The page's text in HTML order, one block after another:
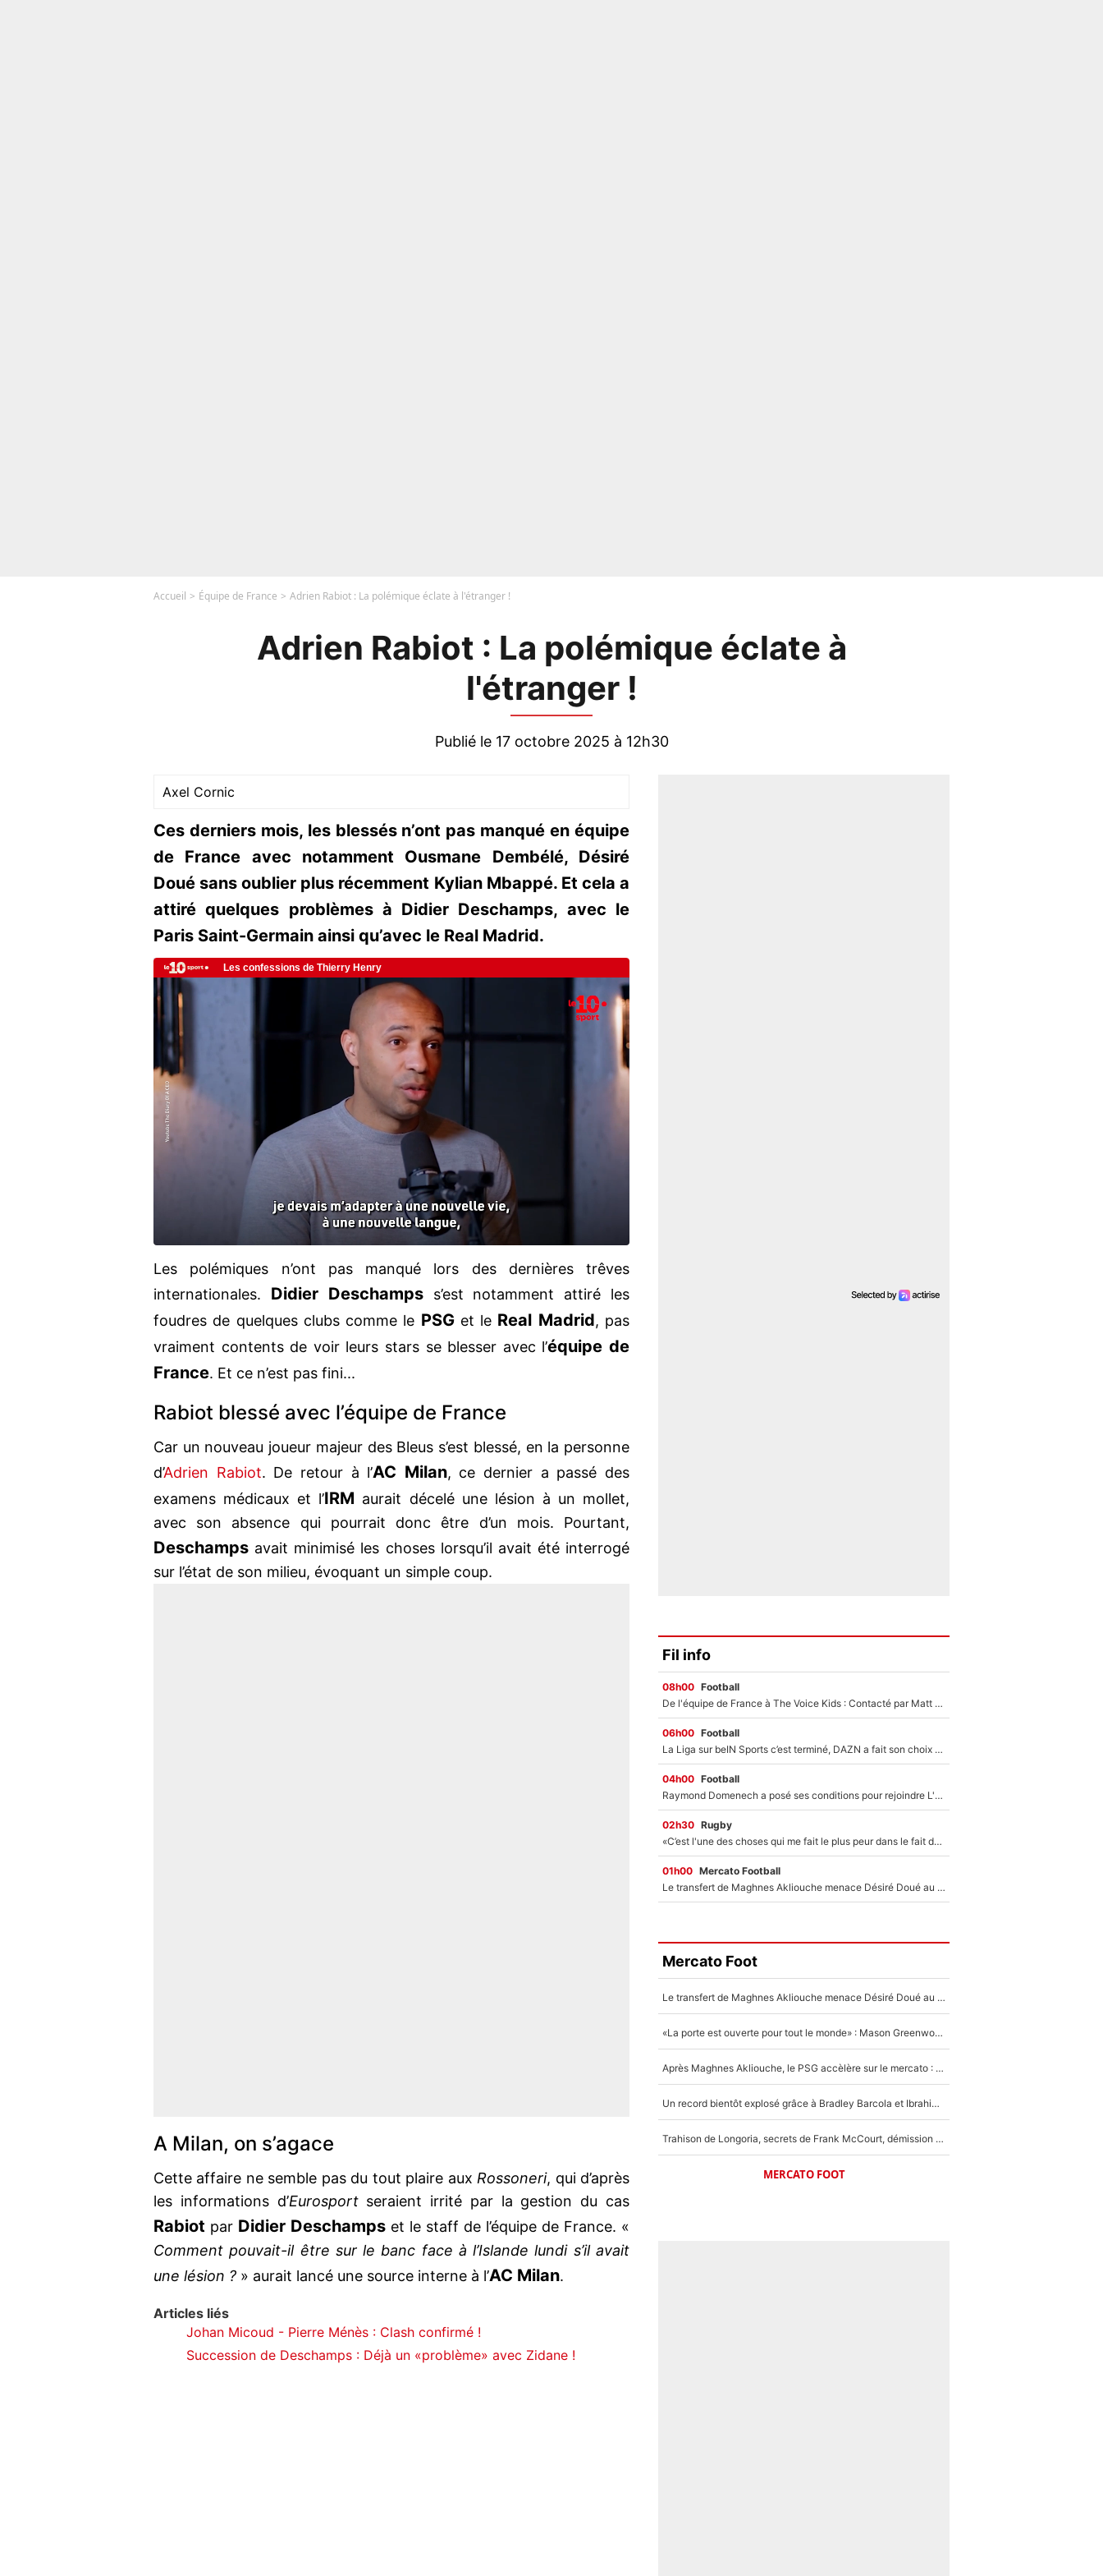
Accueil Équipe de France Adrien Rabiot : La polémique éclate à l'étranger !
Adrien Rabiot : La polémique éclate à
l'étranger !
Publié le 17 octobre 2025 à 12h30
Axel Cornic
Ces derniers mois, les blessés n’ont pas manqué en équipe
de France avec notamment Ousmane Dembélé, Désiré
Doué sans oublier plus récemment Kylian Mbappé. Et cela a
attiré quelques problèmes à Didier Deschamps, avec le
Paris Saint-Germain ainsi qu’avec le Real Madrid.
Les polémiques n’ont pas manqué lors des dernières trêves
internationales. Didier Deschampss’est notamment attiré les
foudres de quelques clubs comme le PSG et le Real Madrid, pas
vraiment contents de voir leurs stars se blesser avec l’équipe de
France. Et ce n’est pas fini...
Rabiot blessé avec l’équipe de France
Car un nouveau joueur majeur des Bleus s’est blessé, en la personne
d’Adrien Rabiot. De retour à l’AC Milan, ce dernier a passé des
examens médicaux et l’IRM aurait décelé une lésion à un mollet,
avec son absence qui pourrait donc être d’un mois. Pourtant,
Deschamps avait minimisé les choses lorsqu’il avait été interrogé
sur l’état de son milieu, évoquant un simple coup.
A Milan, on s’agace
Cette affaire ne semble pas du tout plaire auxRossoneri, qui d’après
les informations d’Eurosportseraient irrité par la gestion du cas
Rabiot par Didier Deschamps et le staff de l’équipe de France. «
Comment pouvait-il être sur le banc face à l’Islande lundi s’il avait
une lésion ? » aurait lancé une source interne à l’AC Milan.
Articles liés
Johan Micoud - Pierre Ménès : Clash confirmé !
Succession de Deschamps : Déjà un «problème» avec Zidane !
Fil info
08h00 Football
De l'équipe de France à The Voice Kids : Contacté par Matt Pokora, Kylian Mbappé a accepté de jouer un rôle inédit sur TF1 !
06h00 Football
La Liga sur beIN Sports c’est terminé, DAZN a fait son choix pour Benjamin Da Silva et Omar Da Fonseca !
04h00 Football
Raymond Domenech a posé ses conditions pour rejoindre L'EQUIPE du Soir : Il refuse de faire l'émission avec un autre chroniqueur !
02h30 Rugby
«C’est l'une des choses qui me fait le plus peur dans le fait de devenir maman» : En couple avec Antoine Dupont, Iris Mittenaere s'inquiète déjà pour ses futurs enfants !
01h00 Mercato Football
Le transfert de Maghnes Akliouche menace Désiré Doué au PSG : «Je valide à 200%»
Mercato Foot
Le transfert de Maghnes Akliouche menace Désiré Doué au PSG : «Je valide à 200%»
«La porte est ouverte pour tout le monde» : Mason Greenwood et Pierre-Emerick Aubameyang ont quitté l'OM, Amine Gouiri balance sur la suite du mercato et sur la réaction du vestiaire !
Après Maghnes Akliouche, le PSG accèlère sur le mercato : Voilà les deux nouvelles recrues qui vont signer la semaine prochaine ?
Un record bientôt explosé grâce à Bradley Barcola et Ibrahim Mbaye : Le PSG sur le point de réaliser un mercato historique ?
Trahison de Longoria, secrets de Frank McCourt, démission de Roberto De Zerbi : Medhi Benatia se lâche sur son départ de l'OM et fait d'importantes révélations
MERCATO FOOT